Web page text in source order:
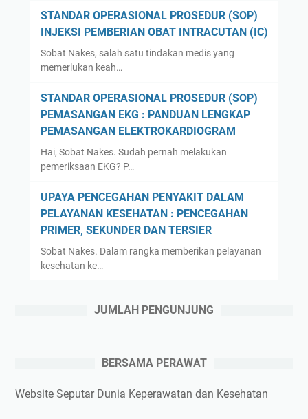
STANDAR OPERASIONAL PROSEDUR (SOP)
INJEKSI PEMBERIAN OBAT INTRACUTAN (IC)
Sobat Nakes, salah satu tindakan medis yang
memerlukan keah…
STANDAR OPERASIONAL PROSEDUR (SOP)
PEMASANGAN EKG : PANDUAN LENGKAP
PEMASANGAN ELEKTROKARDIOGRAM
Hai, Sobat Nakes. Sudah pernah melakukan
pemeriksaan EKG? P…
UPAYA PENCEGAHAN PENYAKIT DALAM
PELAYANAN KESEHATAN : PENCEGAHAN
PRIMER, SEKUNDER DAN TERSIER
Sobat Nakes. Dalam rangka memberikan pelayanan
kesehatan ke…
JUMLAH PENGUNJUNG
BERSAMA PERAWAT
Website Seputar Dunia Keperawatan dan Kesehatan